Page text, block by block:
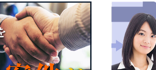
）の手順・流れ
）のメリット
）の注意点
）による返済の計算方法